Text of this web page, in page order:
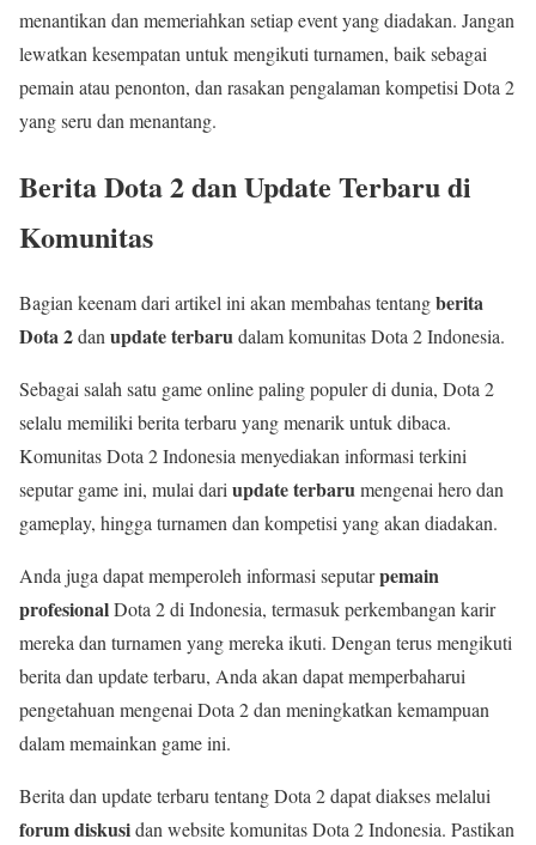
menantikan dan memeriahkan setiap event yang diadakan. Jangan
lewatkan kesempatan untuk mengikuti turnamen, baik sebagai
pemain atau penonton, dan rasakan pengalaman kompetisi Dota 2
yang seru dan menantang.
Berita Dota 2 dan Update Terbaru di
Komunitas
Bagian keenam dari artikel ini akan membahas tentangberita
Dota 2danupdate terbarudalam komunitas Dota 2 Indonesia.
Sebagai salah satu game online paling populer di dunia, Dota 2
selalu memiliki berita terbaru yang menarik untuk dibaca.
Komunitas Dota 2 Indonesia menyediakan informasi terkini
seputar game ini, mulai dariupdate terbarumengenai hero dan
gameplay, hingga turnamen dan kompetisi yang akan diadakan.
Anda juga dapat memperoleh informasi seputarpemain
profesionalDota 2 di Indonesia, termasuk perkembangan karir
mereka dan turnamen yang mereka ikuti. Dengan terus mengikuti
berita dan update terbaru, Anda akan dapat memperbaharui
pengetahuan mengenai Dota 2 dan meningkatkan kemampuan
dalam memainkan game ini.
Berita dan update terbaru tentang Dota 2 dapat diakses melalui
forum diskusidan website komunitas Dota 2 Indonesia. Pastikan